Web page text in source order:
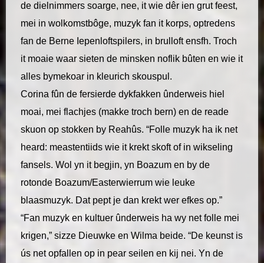
de dielnimmers soarge, nee, it wie dêr ien grut feest,
mei in wolkomstbôge, muzyk fan it korps, optredens
fan de Berne Iepenloftspilers, in brulloft ensfh. Troch
it moaie waar sieten de minsken noflik bûten en wie it
alles bymekoar in kleurich skouspul.
Corina fûn de fersierde dykfakken ûnderweis hiel
moai, mei flachjes (makke troch bern) en de reade
skuon op stokken by Reahûs. “Folle muzyk ha ik net
heard: meastentiids wie it krekt skoft of in wikseling
fansels. Wol yn it begjin, yn Boazum en by de
rotonde Boazum/Easterwierrum wie leuke
blaasmuzyk. Dat pept je dan krekt wer efkes op.”
“Fan muzyk en kultuer ûnderweis ha wy net folle mei
krigen,” sizze Dieuwke en Wilma beide. “De keunst is
ús net opfallen op in pear seilen en kij nei. Yn de